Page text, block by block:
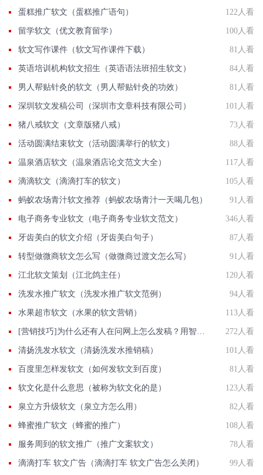
蛋糕推广软文（蛋糕推广语句） 122人看
留学软文（优文教育留学） 100人看
软文写作课件（软文写作课件下载） 81人看
英语培训机构软文招生（英语语法班招生软文） 84人看
男人帮贴针灸的软文（男人帮贴针灸的功效） 81人看
深圳软文发稿公司（深圳市文章科技有限公司） 101人看
猪八戒软文（文章版猪八戒） 73人看
活动圆满结束软文（活动圆满举行的软文） 88人看
温泉酒店软文（温泉酒店论文范文大全） 117人看
滴滴软文（滴滴打车的软文） 105人看
蚂蚁农场青汁软文推荐（蚂蚁农场青汁一天喝几包） 91人看
电子商务专业软文（电子商务专业软文范文） 346人看
牙齿美白的软文介绍（牙齿美白句子） 87人看
转型做微商软文怎么写（做微商过渡文怎么写） 91人看
江北软文策划（江北鸽主任） 120人看
洗发水推广软文（洗发水推广软文范例） 94人看
水果超市软文（水果的软文营销） 113人看
[营销技巧]为什么还有人在问网上怎么发稿？用智慧软文 272人看
清扬洗发水软文（清扬洗发水推销稿） 101人看
百度里怎样发软文（如何发软文到百度） 81人看
软文化是什么意思（被称为软文化的是） 123人看
泉立方升级软文（泉立方怎么用） 82人看
蜂蜜推广软文（蜂蜜的推广） 108人看
服务周到的软文推广（推广文案软文） 78人看
滴滴打车 软文广告（滴滴打车 软文广告怎么关闭） 99人看